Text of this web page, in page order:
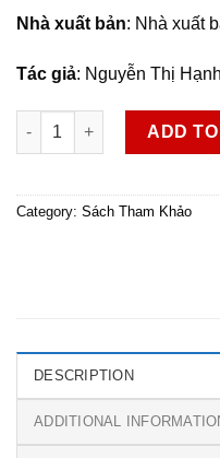
Nhà xuất bản: Nhà xuất
Tác giả: Nguyễn Thị
Giúp em học Tiếng Việt 1 -
ADD
Category: Sách Tham Khảo
DESCRIPTION
ADDITIONAL